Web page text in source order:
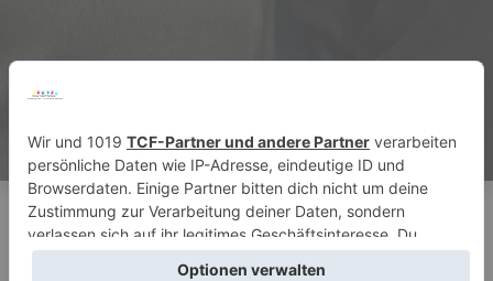
Pädagogische Hochschule